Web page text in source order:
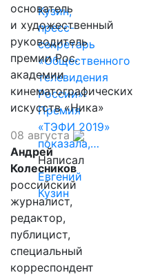
Кузин,
пресс-
секретарь
«Общественного
телевидения
России»:
Премия
«ТЭФИ 2019»
показала,…
Написал
Евгений
Кузин
основатель
и художественный
руководитель
премии Рос.
академии
кинематографических
искусств «Ника»
08 августа
Андрей
Колесников
российский
журналист,
редактор,
публицист,
специальный
корреспондент